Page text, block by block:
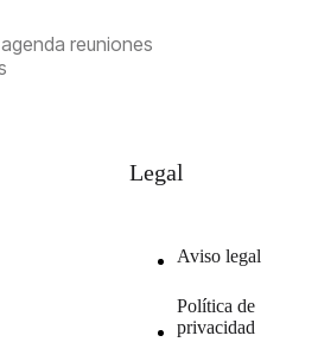
reuniones
Legal
Aviso legal
Política de
privacidad